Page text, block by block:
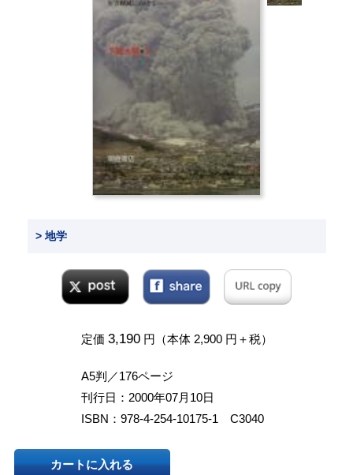
> 地学
定価 3,190円（本体 2,900 円＋税）
A5判／176ページ
刊行日：2000年07月10日
ISBN：978-4-254-10175-1 C3040
カートに入れる